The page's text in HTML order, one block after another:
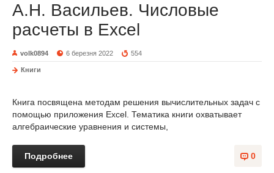
А.Н. Васильев. Числовые
расчеты в Excel
volk0894 6 березня 2022 554
Книги
Книга посвящена методам решения вычислительных задач с
помощью приложения Excel. Тематика книги охватывает
алгебраические уравнения и системы,
0
Подробнее